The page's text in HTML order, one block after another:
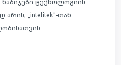
ტექნოლოგიის
„intelitek“-თან